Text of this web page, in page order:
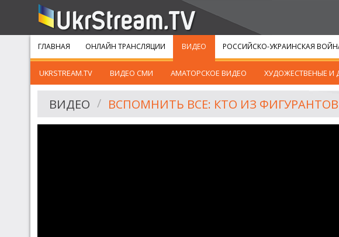
ГЛАВНАЯ ОНЛАЙН ТРАНСЛЯЦИИ ВИДЕО
UKRSTREAM.TV ВИДЕО СМИ АМАТОРСКОЕ ВИДЕО ХУДОЖЕСТВЕНЫЕ И
РОССИЙСКО-УКРАИНСКАЯ
ВИДЕО ВСПОМНИТЬ ВСЕ: КТО ИЗ